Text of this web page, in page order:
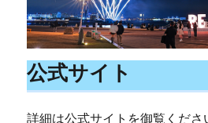
公式サイト
詳細は公式サイトを御覧くださ